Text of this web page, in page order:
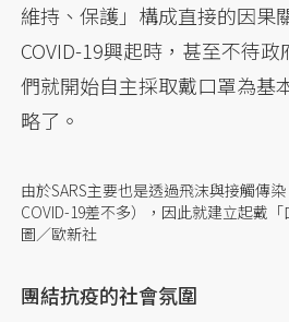
維持、保護」構成直接的因果
COVID-19興起時，甚至不待
們就開始自主採取戴口罩為基
略了。
由於SARS主要也是透過飛沫與接觸傳
COVID-19差不多），因此就建立起戴
圖／歐新社
團結抗疫的社會氛圍